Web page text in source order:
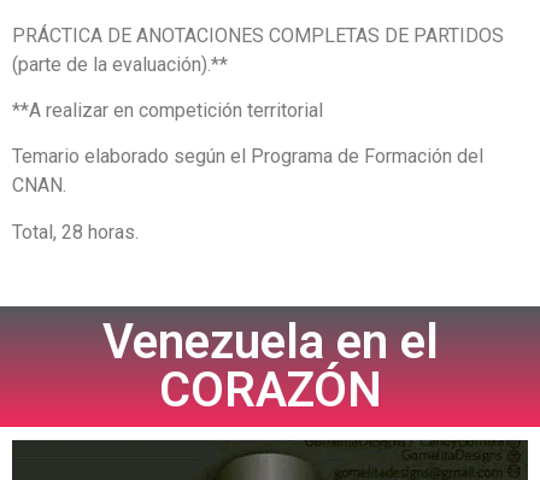
PRÁCTICA DE ANOTACIONES COMPLETAS DE PARTIDOS
(parte de la evaluación).**
**A realizar en competición territorial
Temario elaborado según el Programa de Formación del
CNAN.
Total, 28 horas.
Venezuela en el
CORAZÓN